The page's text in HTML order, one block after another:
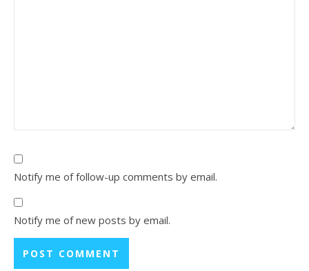
Notify me of follow-up comments by email.
Notify me of new posts by email.